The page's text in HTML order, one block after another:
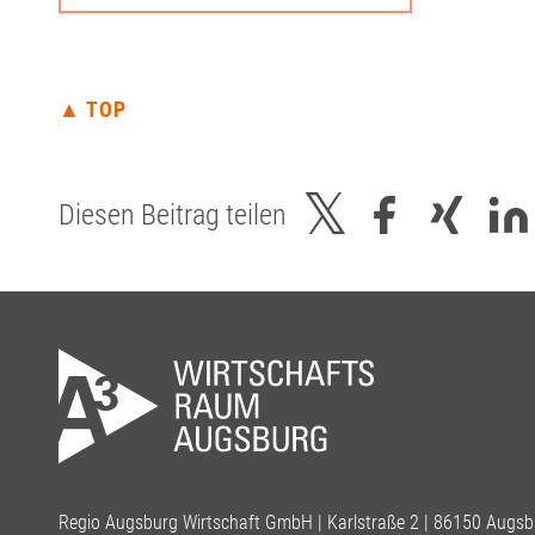
▲ TOP
Diesen Beitrag teilen
Regio Augsburg Wirtschaft GmbH | Karlstraße 2 | 86150